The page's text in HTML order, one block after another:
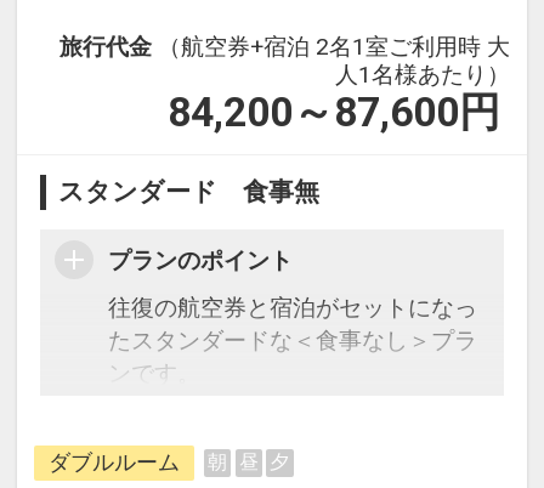
旅行代金
（航空券+宿泊 2名1室ご利用時 大
人1名様あたり）
84,200～87,600 円
スタンダード 食事無
プランのポイント
往復の航空券と宿泊がセットになっ
たスタンダードな＜食事なし＞プラ
ンです。
できるダイナミックパッケージだか
ら、一都市滞在はもちろん周遊旅行
ダブルルーム 朝 昼 夕